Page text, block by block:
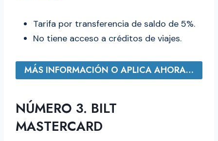
Tarifa por transferencia de saldo de 5%.
No tiene acceso a créditos de viajes.
MÁS INFORMACIÓN O APLICA AHORA…
NÚMERO 3. BILT
MASTERCARD